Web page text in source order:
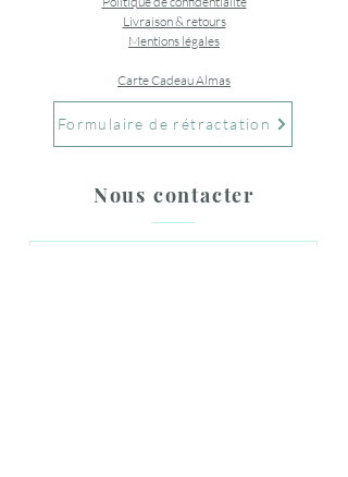
Livraison & retours
Mentions légales
Carte Cadeau Almas
Formulaire de rétractation
Nous contacter